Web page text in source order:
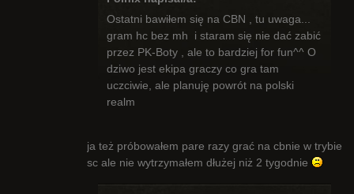
Ostatni bawiłem się na CBN , tu uwaga...
gram hc bez mh i staram się nie dać zabić
przez PK-Boty , ale to bardziej for fun^^ O
dziwo jest ekipa graczy co gra tam
uczciwie, ale planuję powrót na polski
realm
ja też próbowałem pare razy grać na cbnie w trybie
sc ale nie wytrzymałem dłużej niż 2 tygodnie